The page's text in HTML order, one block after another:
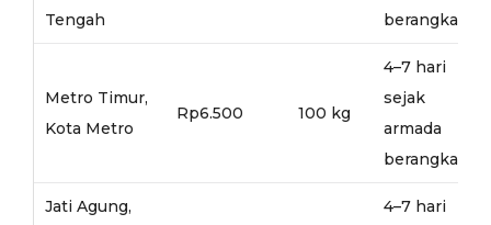
Tengah
berangkat
Metro Timur,
Kota Metro
Rp6.500 100 kg
4–7 hari
sejak
armada
berangkat
Jati Agung,
4–7 hari